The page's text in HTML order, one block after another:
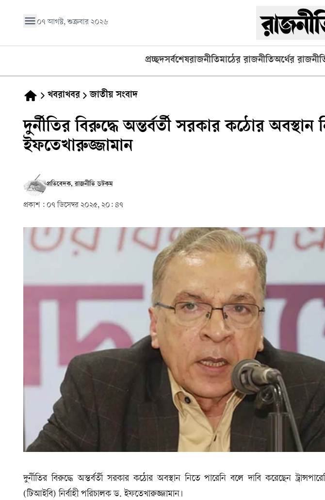
০৭ আগস্ট, শুক্রবার ২০২৬
প্রচ্ছদসর্বশেষরাজনীতিমাঠের রাজনীতিঅর্থের
খবরাখবর জাতীয় সংবাদ
দুর্নীতির বিরুদ্ধে অন্তর্বর্তী সরকার কঠোর অবস্থান
ইফতেখারুজ্জামান
প্রতিবেদক, রাজনীতি ডটকম
প্রকাশ : ০৭ ডিসেম্বর ২০২৫, ২০: ৪৭
দুর্নীতির বিরুদ্ধে অন্তর্বর্তী সরকার কঠোর অবস্থান নিতে পারেনি বলে দাবি করেছেন
(টিআইবি) নির্বাহী পরিচালক ড. ইফতেখারুজ্জামান।